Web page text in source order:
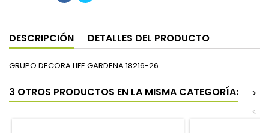
DESCRIPCIÓN DETALLES DEL PRODUCTO
GRUPO DECORA LIFE GARDENA 18216-26
3 OTROS PRODUCTOS EN LA MISMA CATEGORÍA:
>
<